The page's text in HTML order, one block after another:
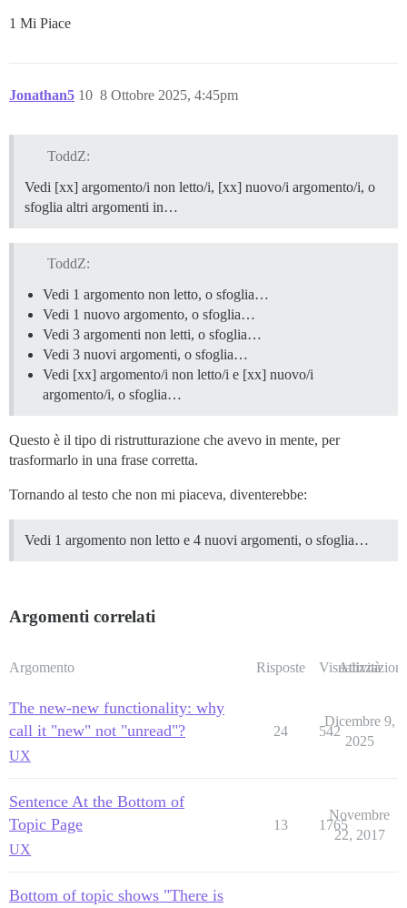
1 Mi Piace
Jonathan5 8 Ottobre 2025, 4:45pm
10
ToddZ:
Vedi [xx] argomento/i non letto/i, [xx] nuovo/i argomento/i, o
sfoglia altri argomenti in…
ToddZ:
Vedi 1 argomento non letto, o sfoglia…
Vedi 1 nuovo argomento, o sfoglia…
Vedi 3 argomenti non letti, o sfoglia…
Vedi 3 nuovi argomenti, o sfoglia…
Vedi [xx] argomento/i non letto/i e [xx] nuovo/i
argomento/i, o sfoglia…
Questo è il tipo di ristrutturazione che avevo in mente, per
trasformarlo in una frase corretta.
Tornando al testo che non mi piaceva, diventerebbe:
Vedi 1 argomento non letto e 4 nuovi argomenti, o sfoglia…
Argomenti correlati
Argomento Risposte Visualizzazioni
Attività
The new-new functionality: why
call it "new" not "unread"?
UX
24 542
Dicembre 9,
2025
Sentence At the Bottom of
Topic Page
UX
13 1765
Novembre
22, 2017
Bottom of topic shows "There is